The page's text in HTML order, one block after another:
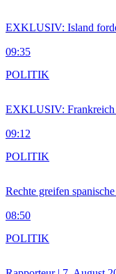
EXKLUSIV: Island
09:35
EXKLUSIV: Frankreich
09:12
POLITIK
Rechte greifen
08:50
POLITIK
POLITIK